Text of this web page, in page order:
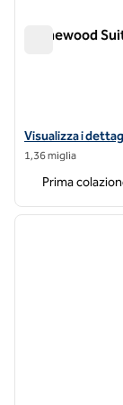
Homewood
Visualizza i
Visualizza i
1,36 miglia
Prima
1 di 12